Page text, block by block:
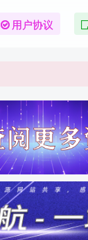
用户协议